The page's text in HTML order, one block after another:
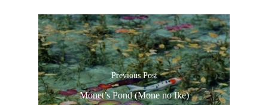
Previous Post
Monet’s Pond (Mone no Ike)